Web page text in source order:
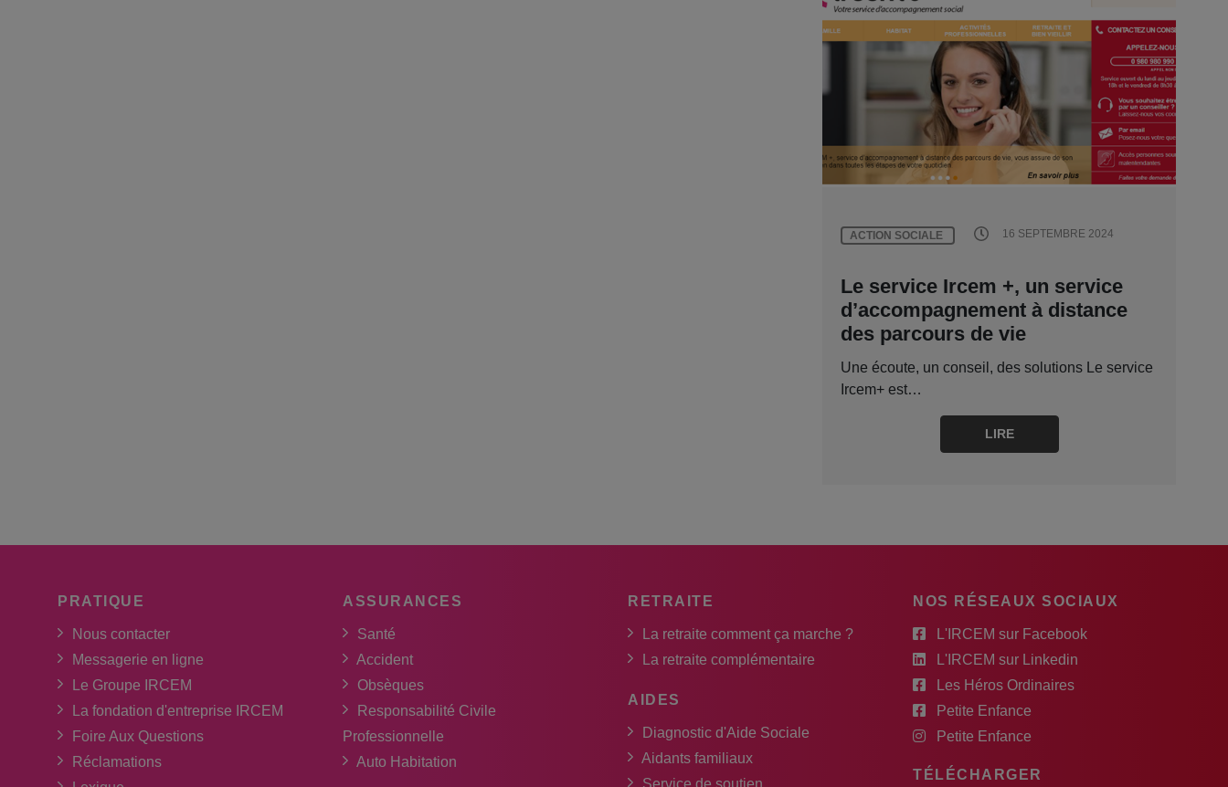
ACTION SOCIALE 16 SEPTEMBRE 2024
Le service Ircem +, un service
d’accompagnement à distance
des parcours de vie
Une écoute, un conseil, des solutions Le service
Ircem+ est…
LIRE
PRATIQUE
Nous contacter
Messagerie en ligne
Le Groupe IRCEM
La fondation d'entreprise IRCEM
Foire Aux Questions
Réclamations
ASSURANCES
Santé
Accident
Obsèques
Responsabilité Civile
Professionnelle
Auto Habitation
RETRAITE
La retraite comment ça marche ?
La retraite complémentaire
AIDES
Diagnostic d'Aide Sociale
Aidants familiaux
Service de soutien
NOS RÉSEAUX SOCIAUX
L'IRCEM sur Facebook
L'IRCEM sur Linkedin
Les Héros Ordinaires
Petite Enfance
Petite Enfance
TÉLÉCHARGER